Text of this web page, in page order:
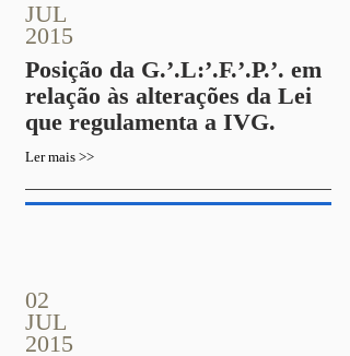
JUL
2015
Posição da G.’.L:’.F.’.P.’. em
relação às alterações da Lei
que regulamenta a IVG.
Ler mais >>
02
JUL
2015